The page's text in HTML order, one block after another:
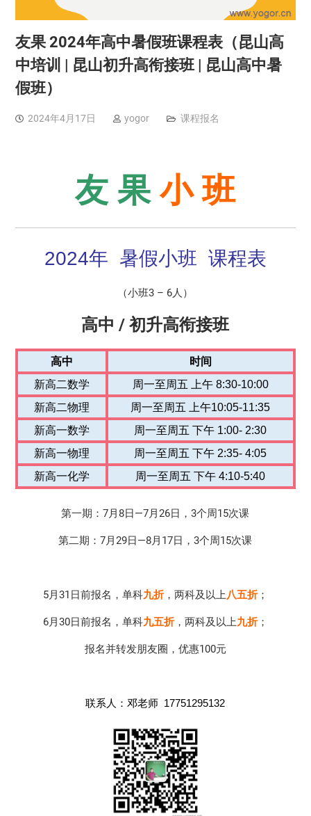
友果 2024年高中暑假班课程表（昆山高
中培训 | 昆山初升高衔接班 | 昆山高中暑
假班）
2024年4月17日 yogor 课程报名
友 果小 班
2024年 暑假小班 课程表
（小班3 – 6人）
高中 / 初升高衔接班
高中
时间
新高二数学
周一至周五 上午 8:30-10:00
新高二物理
周一至周五 上午10:05-11:35
新高一数学
周一至周五 下午 1:00- 2:30
新高一物理
周一至周五 下午 2:35- 4:05
新高一化学
周一至周五 下午 4:10-5:40
第一期：7月8日—7月26日，3个周15次课
第二期：7月29日—8月17日，3个周15次课
5月31日前报名，单科九折，两科及以上八五折；
6月30日前报名，单科九五折，两科及以上九折；
报名并转发朋友圈，优惠100元
联系人：邓老师 17751295132